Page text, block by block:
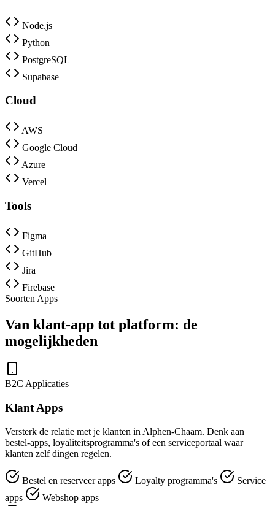
Node.js
Python
PostgreSQL
Supabase
Cloud
AWS
Google Cloud
Azure
Vercel
Tools
Figma
GitHub
Jira
Firebase
Soorten Apps
Van klant-app tot platform: de
mogelijkheden
B2C Applicaties
Klant Apps
Versterk de relatie met je klanten in Alphen-Chaam. Denk aan
bestel-apps, loyaliteitsprogramma's of een serviceportaal waar
klanten zelf dingen regelen.
Bestel en reserveer apps Loyalty programma's
Service
apps
Webshop apps